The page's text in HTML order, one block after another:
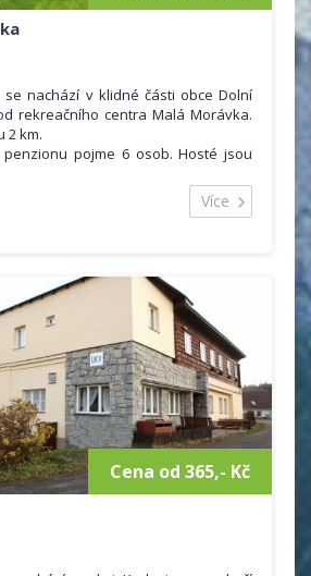
se nachází v klidné části obce Dolní
rekreačního centra Malá Morávka.
2 km.
penzionu pojme 6 osob. Hosté jsou
také sociální zařízení se sprchou a
je plně vybavená kuchyň (plynový
posezení s venkovním krbem,
/ noc
Více
Cena od 365,- Kč